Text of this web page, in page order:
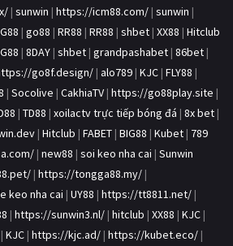
| sunwin | https://icm88.com/ | sunwin |
| go88 | RR88 | RR88 | shbet | XX88 | Hitclub
| 8DAY | shbet | grandpashabet | 86bet |
go8f.design/ | alo789 | KJC | FLY88 |
| Socolive | CakhiaTV | https://go88play.site |
| TD88 | xoilactv trực tiếp bóng đá | 8x bet |
| Hitclub | FABET | BIG88 | Kubet | 789
| new88 | soi keo nha cai | Sunwin
| https://tongga88.my/ |
keo nha cai | UY88 | https://tt8811.net/ |
| https://sunwin3.nl/ | hitclub | XX88 | KJC |
| KJC | https://kjc.ad/ | https://kubet.eco/ |